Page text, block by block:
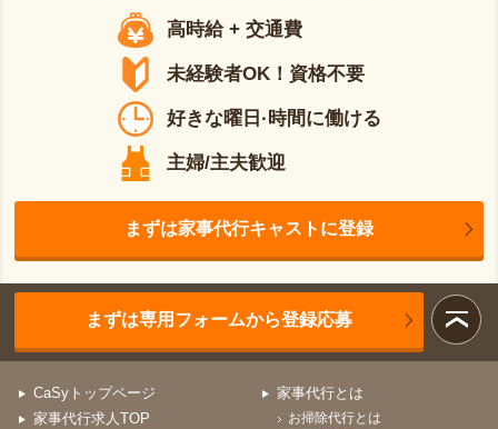
高時給 + 交通費
未経験者OK！資格不要
好きな曜日·時間に働ける
主婦/主夫歓迎
まずは家事代行キャストに登録
まずは専用フォームから登録応募
CaSyトップページ
家事代行求人TOP
家事代行とは
お掃除代行とは